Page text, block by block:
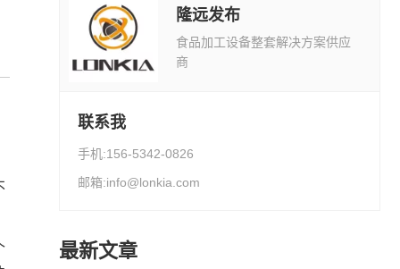
隆远发布
食品加工设备整套解决方案供应
商
联系我
手机:156-5342-0826
邮箱:info@lonkia.com
最新文章